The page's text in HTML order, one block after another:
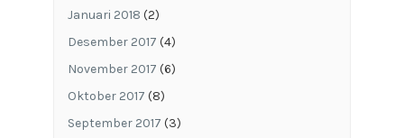
Januari 2018 (2)
Desember 2017 (4)
November 2017 (6)
Oktober 2017 (8)
September 2017 (3)